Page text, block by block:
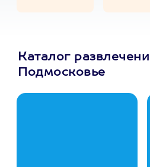
Каталог
Подмосковье